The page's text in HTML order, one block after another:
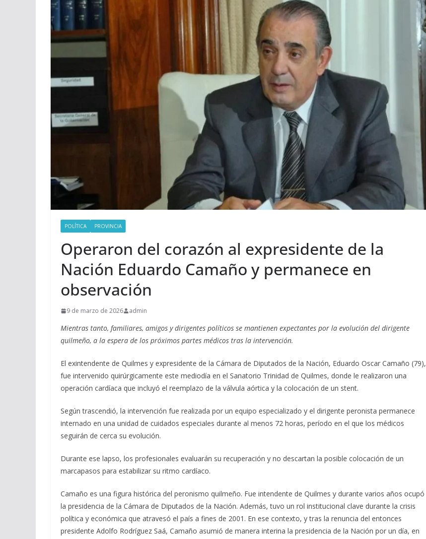
POLÍTICA PROVINCIA
Operaron del corazón al expresidente de la
Nación Eduardo Camaño y permanece en
observación
9 de marzo de 2026 admin
Mientras tanto, familiares, amigos y dirigentes políticos se mantienen expectantes por la evolución del dirigente
quilmeño, a la espera de los próximos partes médicos tras la intervención.
El exintendente de Quilmes y expresidente de la Cámara de Diputados de la Nación, Eduardo Oscar Camaño (79),
fue intervenido quirúrgicamente este mediodía en el Sanatorio Trinidad de Quilmes, donde le realizaron una
operación cardíaca que incluyó el reemplazo de la válvula aórtica y la colocación de un stent.
Según trascendió, la intervención fue realizada por un equipo especializado y el dirigente peronista permanece
internado en una unidad de cuidados especiales durante al menos 72 horas, período en el que los médicos
seguirán de cerca su evolución.
Durante ese lapso, los profesionales evaluarán su recuperación y no descartan la posible colocación de un
marcapasos para estabilizar su ritmo cardíaco.
Camaño es una figura histórica del peronismo quilmeño. Fue intendente de Quilmes y durante varios años ocupó
la presidencia de la Cámara de Diputados de la Nación. Además, tuvo un rol institucional clave durante la crisis
política y económica que atravesó el país a fines de 2001. En ese contexto, y tras la renuncia del entonces
presidente Adolfo Rodríguez Saá, Camaño asumió de manera interina la presidencia de la Nación por un día, en